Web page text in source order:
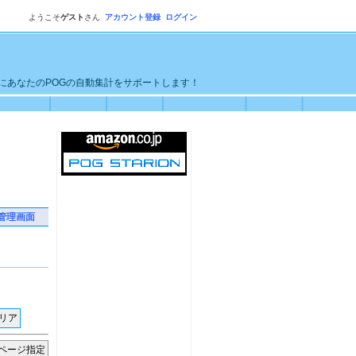
ようこそゲスト さん アカウント登録 ログイン
なたのPOGの自動集計をサポートします！
理画面